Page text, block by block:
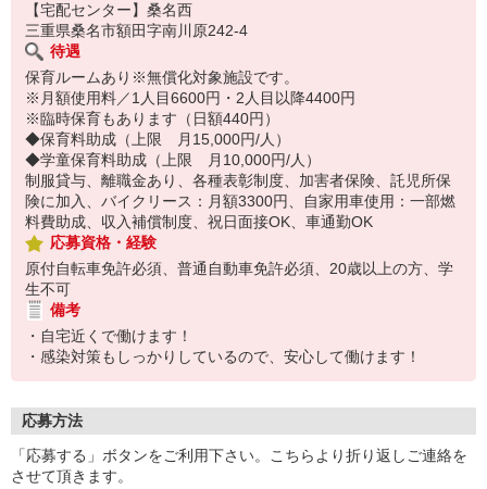
【宅配センター】桑名西
三重県桑名市額田字南川原242-4
待遇
保育ルームあり※無償化対象施設です。
※月額使用料／1人目6600円・2人目以降4400円
※臨時保育もあります（日額440円）
◆保育料助成（上限 月15,000円/人）
◆学童保育料助成（上限 月10,000円/人）
制服貸与、離職金あり、各種表彰制度、加害者保険、託児所保
険に加入、バイクリース：月額3300円、自家用車使用：一部燃
料費助成、収入補償制度、祝日面接OK、車通勤OK
応募資格・経験
原付自転車免許必須、普通自動車免許必須、20歳以上の方、学
生不可
備考
・自宅近くで働けます！
・感染対策もしっかりしているので、安心して働けます！
応募方法
「応募する」ボタンをご利用下さい。こちらより折り返しご連絡を
させて頂きます。